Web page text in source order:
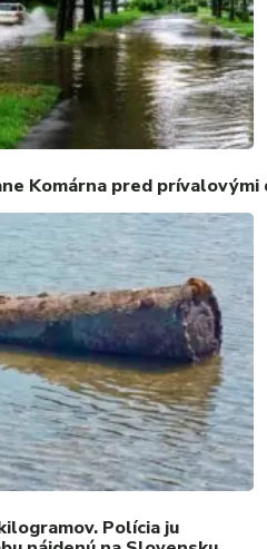
Komárna pred
Polícia ju